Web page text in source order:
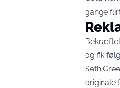
gange
og fik
Seth
originale